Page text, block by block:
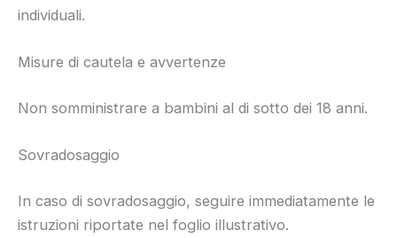
individuali.
Misure di cautela e avvertenze
Non somministrare a bambini al di sotto dei 18 anni.
Sovradosaggio
In caso di sovradosaggio, seguire immediatamente le
istruzioni riportate nel foglio illustrativo.